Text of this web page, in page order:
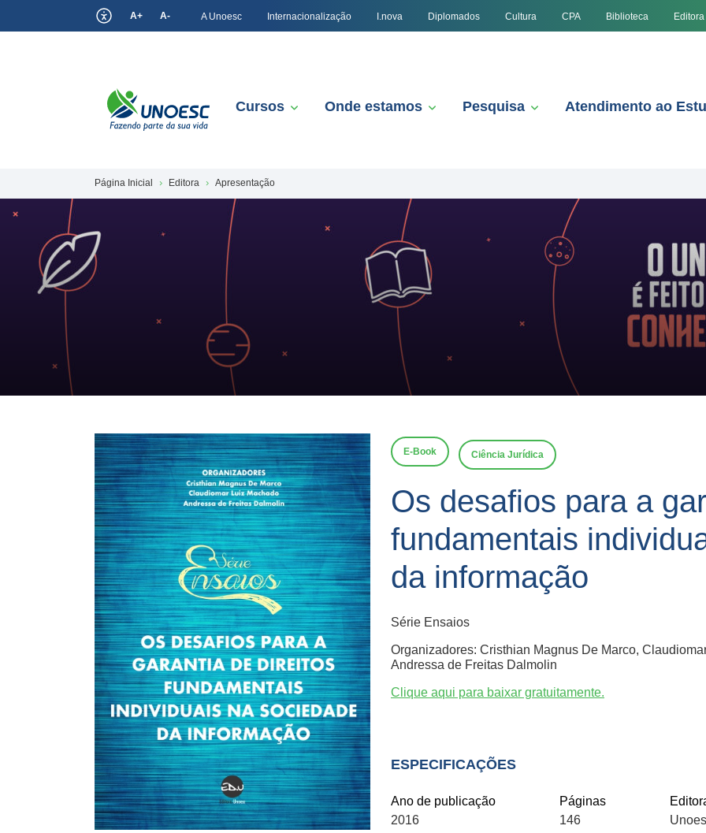
A+ A- A Unoesc Internacionalização I.nova Diplomados Cultura CPA Biblioteca Editora
Cursos Onde estamos Pesquisa Atendimento ao
Página Inicial Editora Apresentação
E-Book Ciência Jurídica
Os desafios para a
fundamentais
da informação
Série Ensaios
Organizadores: Cristhian Magnus De Marco,
Andressa de Freitas Dalmolin
Clique aqui para baixar gratuitamente.
ESPECIFICAÇÕES
Ano de publicação
2016
Páginas
146